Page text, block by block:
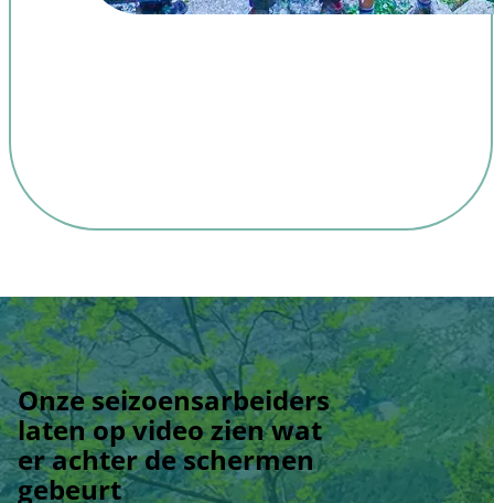
Onze seizoensarbeiders
laten op video zien wat
er achter de schermen
gebeurt